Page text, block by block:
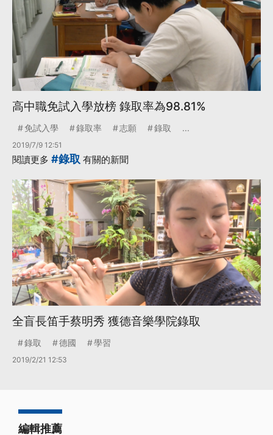
高中職免試入學放榜 錄取率為98.81%
免試入學 錄取率 志願 錄取 ...
2019/7/9 12:51
閱讀更多 #錄取 有關的新聞
全盲長笛手蔡明秀 獲德音樂學院錄取
錄取 德國 學習
2019/2/21 12:53
編輯推薦